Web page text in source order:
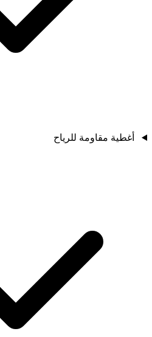
أغطية مقاومة للرياح